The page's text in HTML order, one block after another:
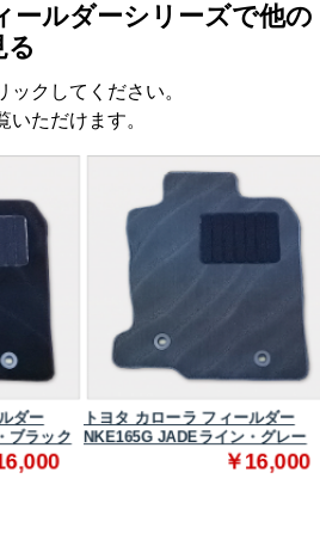
ールダーシリーズで他の
る
ックしてください。
ただけます。
ー
ラック
トヨタ カローラ フィールダー
NKE165G JADEライン・グレー
￥16,000